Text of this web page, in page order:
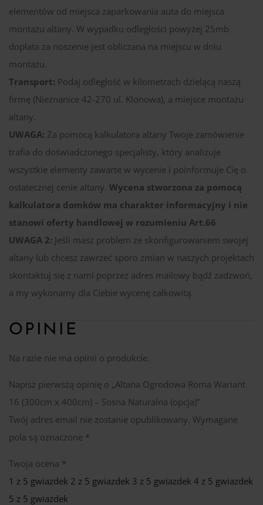
elementów od miejsca zaparkowania auta do miejsca
montażu altany. W wypadku odległości powyżej 25mb
dopłata za noszenie jest obliczana na miejscu w dniu
montażu.
Transport: Podaj odległość w kilometrach dzielącą naszą
firmę (Nieznanice 42-270 ul. Klonowa), a miejsce montażu
altany.
UWAGA: Za pomocą kalkulatora altany Twoje zamówienie
trafia do doświadczonego specjalisty, który analizuje
wszystkie elementy zawarte w wycenie i poinformuje Cię o
ostatecznej cenie altany. Wycena stworzona za pomocą
kalkulatora domków ma charakter informacyjny i nie
stanowi oferty handlowej w rozumieniu Art.66
UWAGA 2: Jeśli masz problem ze skonfigurowaniem swojej
altany lub chcesz zawrzeć sporo zmian w naszych projektach
skontaktuj się z nami poprzez adres mailowy bądź zadzwoń,
a my wykonamy dla Ciebie wycenę całkowitą.
OPINIE
Na razie nie ma opinii o produkcie.
Napisz pierwszą opinię o „Altana Ogrodowa Roma Wariant
16 (300cm x 400cm) – Sosna Naturalna (opcja)”
Twój adres email nie zostanie opublikowany. Wymagane
pola są oznaczone *
Twoja ocena *
1 z 5 gwiazdek 2 z 5 gwiazdek 3 z 5 gwiazdek 4 z 5 gwiazdek
5 z 5 gwiazdek